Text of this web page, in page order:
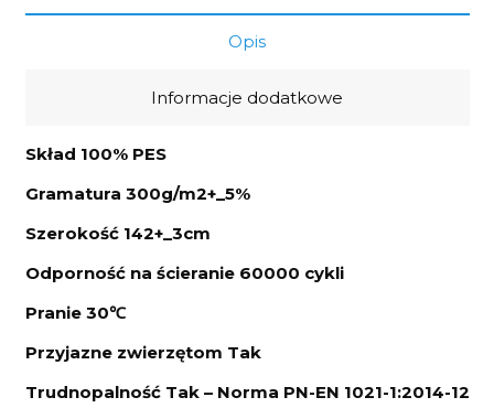
1,42M
Opis
Informacje dodatkowe
Skład 100% PES
Gramatura 300g/m2+_5%
Szerokość 142+_3cm
Odporność na ścieranie 60000 cykli
Pranie 30℃
Przyjazne zwierzętom Tak
Trudnopalność Tak – Norma PN-EN 1021-1:2014-12